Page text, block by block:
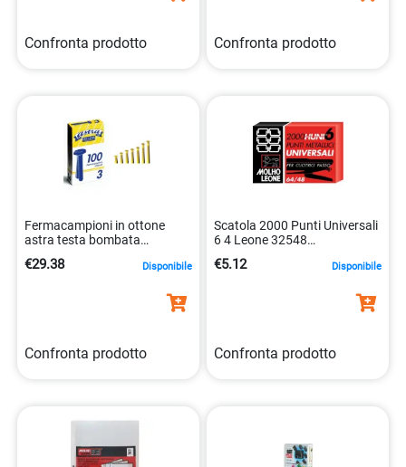
Confronta prodotto Confronta prodotto
Fermacampioni in ottone
astra testa bombata
lunghezza 25 mm
8007979001153
€29.38 Disponibile
Confronta prodotto
Scatola 2000 Punti Universali
6 4 Leone 32548
8002057320645
€5.12 Disponibile
Confronta prodotto